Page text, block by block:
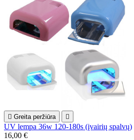
 Greita peržiūra 
UV lempa 36w 120-180s (įvairių spalvų)
16,00 €